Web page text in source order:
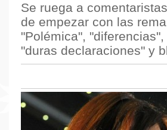
Se ruega a
de empezar con las
"Polémica",
"duras declaraciones" y